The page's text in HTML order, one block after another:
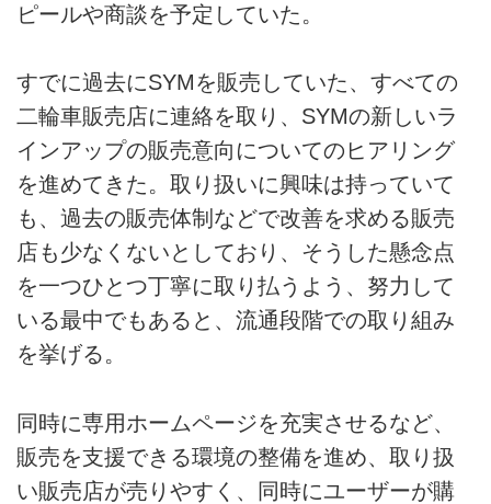
ピールや商談を予定していた。
すでに過去にSYMを販売していた、すべての
二輪車販売店に連絡を取り、SYMの新しいラ
インアップの販売意向についてのヒアリング
を進めてきた。取り扱いに興味は持っていて
も、過去の販売体制などで改善を求める販売
店も少なくないとしており、そうした懸念点
を一つひとつ丁寧に取り払うよう、努力して
いる最中でもあると、流通段階での取り組み
を挙げる。
同時に専用ホームページを充実させるなど、
販売を支援できる環境の整備を進め、取り扱
い販売店が売りやすく、同時にユーザーが購